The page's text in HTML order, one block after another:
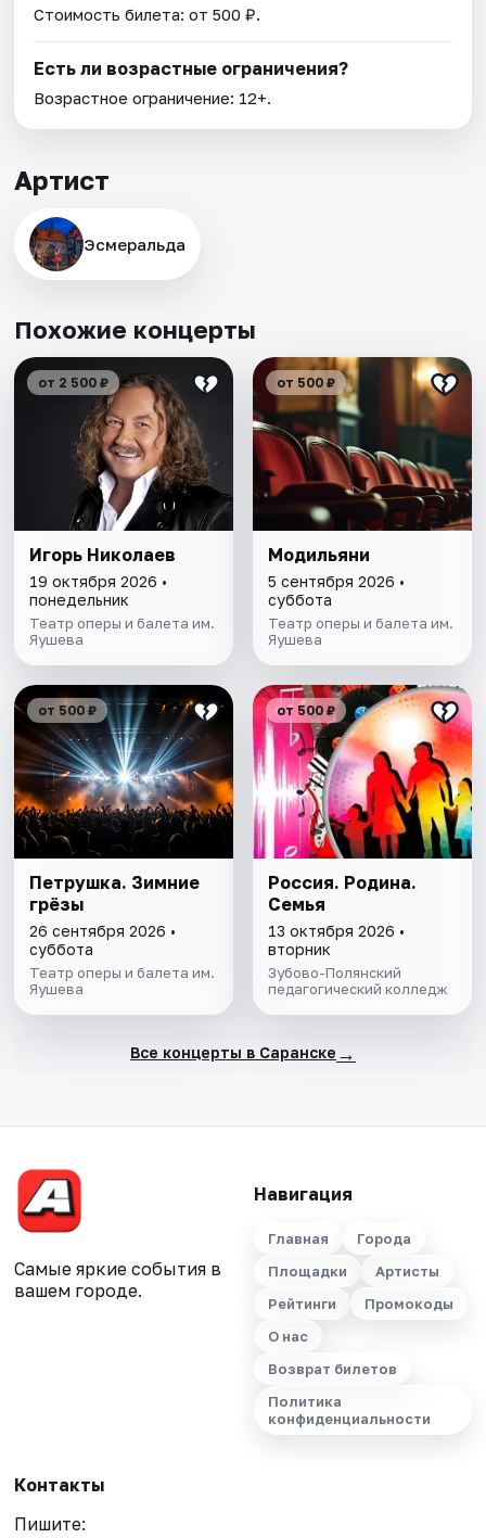
Стоимость билета: от 500 ₽.
Есть ли возрастные ограничения?
Возрастное ограничение: 12+.
Артист
Эсмеральда
Похожие концерты
от 2 500 ₽
Игорь Николаев
19 октября 2026 •
понедельник
Театр оперы и балета им.
Яушева
от 500 ₽
Модильяни
5 сентября 2026 •
суббота
Театр оперы и балета им.
Яушева
от 500 ₽
Петрушка. Зимние
грёзы
26 сентября 2026 •
суббота
Театр оперы и балета им.
Яушева
от 500 ₽
Россия. Родина.
Семья
13 октября 2026 •
вторник
Зубово-Полянский
педагогический колледж
Все концерты в Саранске →
Самые яркие события в
вашем городе.
Навигация
Главная
Города
Площадки
Артисты
Рейтинги
Промокоды
О нас
Возврат билетов
Политика
конфиденциальности
Контакты
Пишите: